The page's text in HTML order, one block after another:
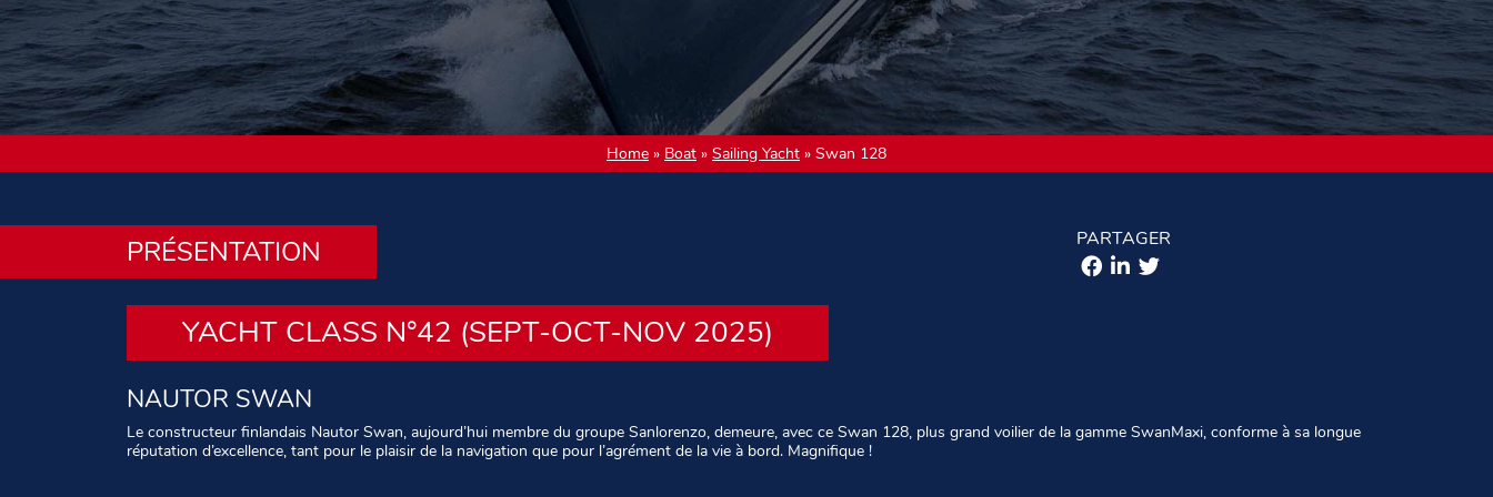
Home » Boat » Sailing Yacht » Swan 128
PRÉSENTATION PARTAGER
YACHT CLASS N°42 (SEPT-OCT-NOV 2025)
NAUTOR SWAN
Le constructeur finlandais Nautor Swan, aujourd’hui membre du groupe Sanlorenzo, demeure, avec ce Swan 128, plus grand voilier de la gamme SwanMaxi, conforme à sa longue
réputation d’excellence, tant pour le plaisir de la navigation que pour l’agrément de la vie à bord. Magnifique !